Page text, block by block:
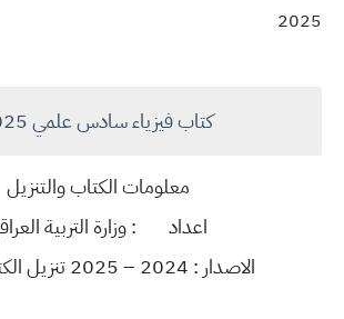
2025
كتاب فيزياء سادس علمي 2025
معلومات الكتاب والتنزيل
اعداد
: وزارة التربية
الاصدار : 2024 – 2025 تنزيل الكتاب pdf